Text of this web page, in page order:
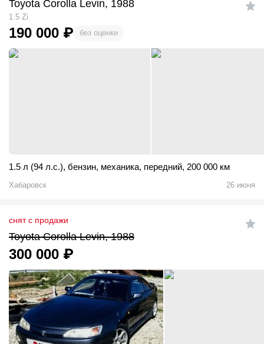
Toyota Corolla Levin, 1988
1.5 Zi
190 000 ₽ без оценки
1.5 л (94 л.с.), бензин, механика, передний, 200 000 км
Хабаровск 26 июня
снят с продажи
Toyota Corolla Levin, 1988
300 000 ₽